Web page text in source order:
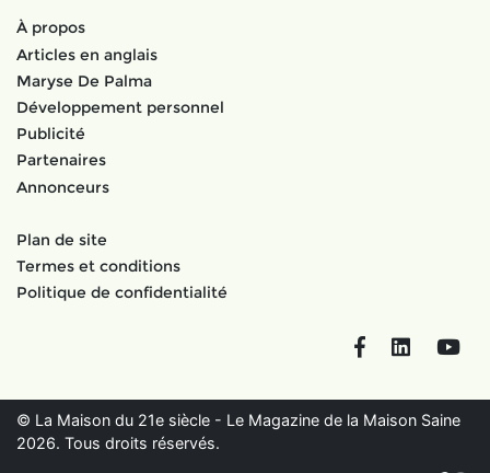
À propos
Articles en anglais
Maryse De Palma
Développement personnel
Publicité
Partenaires
Annonceurs
Plan de site
Termes et conditions
Politique de confidentialité
FacebookLinkedIn
© La Maison du 21e siècle - Le Magazine de la Maison Saine
2026. Tous droits réservés.